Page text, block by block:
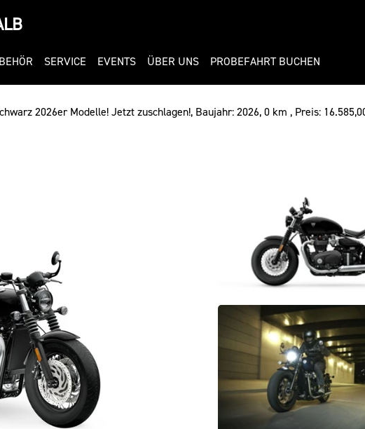
SERVICE EVENTS ÜBER UNS PROBEFAHRT BUCHEN
2026er Modelle! Jetzt zuschlagen!, Baujahr: 2026, 0 km , Preis: